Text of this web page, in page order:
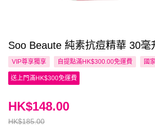
Soo Beaute 純素抗痘精華 30毫
VIP尊享獨享 自提點滿HK$300.00免運費 國
送上門滿HK$300免運費
HK$185.00
HK$148.00